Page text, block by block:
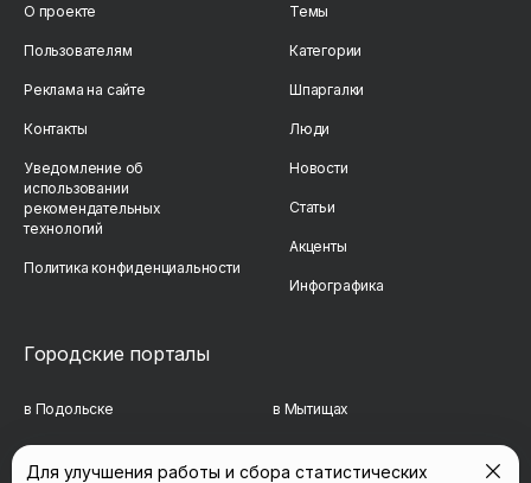
О проекте
Пользователям
Реклама на сайте
Контакты
Уведомление об
использовании
рекомендательных
технологий
Политика конфиденциальности
Темы
Категории
Шпаргалки
Люди
Новости
Статьи
Акценты
Инфографика
Городские порталы
в Подольске в Мытищах
Для улучшения работы и сбора статистических